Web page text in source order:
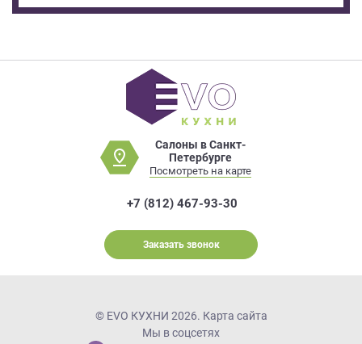
Салоны в Санкт-
Петербурге
Посмотреть на карте
+7 (812) 467-93-30
Заказать звонок
© EVO КУХНИ 2026. Карта сайта
Мы в соцсетях